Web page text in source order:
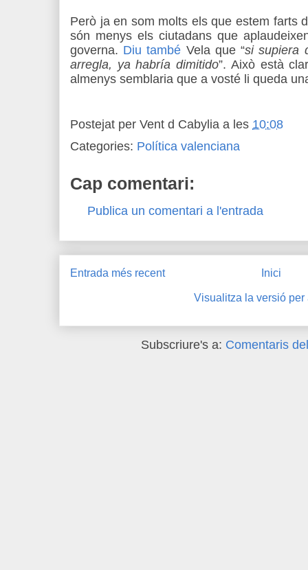
Però ja en som molts els que estem farts
són menys els ciutadans que
governa. Diu també Vela que “si supiera
arregla, ya habría dimitido”. Això està
almenys semblaria que a vosté li queda
Postejat per Vent d Cabylia a les 10:08
Categories: Política valenciana
Cap comentari:
Publica un comentari a l'entrada
Entrada més recent Inici
Visualitza la versió per
Subscriure's a: Comentaris